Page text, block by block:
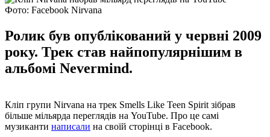
Фото: Facebook Nirvana
Ролик був опублікований у червні 2009
року. Трек став найпопулярнішим в
альбомі Nevermind.
Кліп групи Nirvana на трек Smells Like Teen Spirit зібрав
більше мільярда переглядів на YouTube. Про це самі
музиканти написали на своїй сторінці в Facebook.